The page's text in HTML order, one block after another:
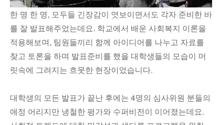
한 명 한 명, 모두들 긴장감이 엿보이면서도 각자 준비한 바
를 잘 발표해주었는데요. 학교에서 배운 사회복지 이론을
적용해보며, 팀원들끼리 함께 아이디어를 나누고 자료를
찾고 토론을 하며 발표준비를 했을 대학생들의 모습이 머
릿속에 그려지는 흐뭇한 현장이었습니다.
대학생의 모든 발표가 끝난 후에는 4명의 심사위원 분들의
애정 어리지만 냉철한 평가와 수퍼비전이 이어졌는데요.